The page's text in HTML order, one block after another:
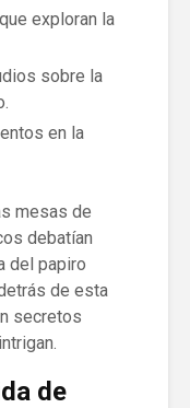
exploran la
sobre la
en la
mesas de
debatían
del papiro
de esta
secretos
de